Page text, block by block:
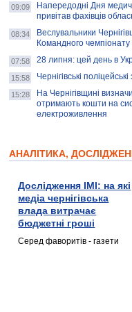
09:09
Напередодні Дня
привітав фахівців
08:34
Веслувальники
Командного чемпіонату
07:58 28 липня: цей день в
15:58 Чернігівські
15:28
На Чернігівщині
отримають кошти на
електроживлення
АНАЛІТИКА,
Дослідження ІМІ: на які
медіа чернігівська
влада витрачає
бюджетні гроші
Серед фаворитів - газети